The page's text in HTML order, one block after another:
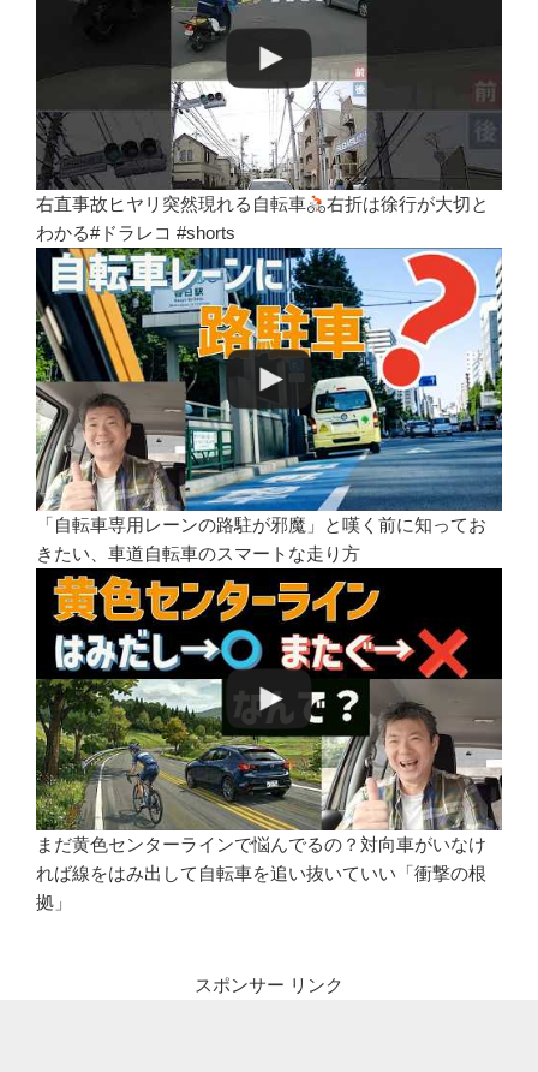
右直事故ヒヤリ突然現れる自転車
右折は徐行が大切と
わかる#ドラレコ #shorts
「自転車専用レーンの路駐が邪魔」と嘆く前に知ってお
きたい、車道自転車のスマートな走り方
まだ黄色センターラインで悩んでるの？対向車がいなけ
れば線をはみ出して自転車を追い抜いていい「衝撃の根
拠」
スポンサー リンク